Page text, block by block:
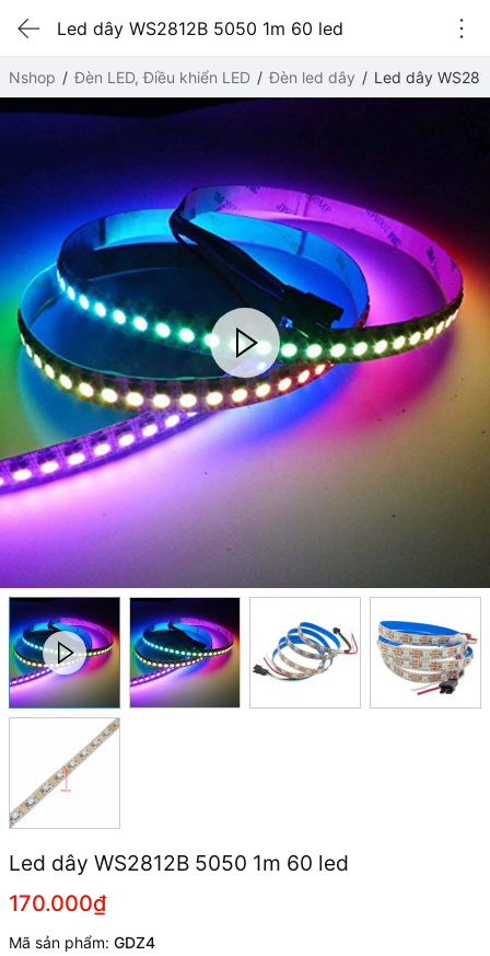
Led dây WS2812B 5050 1m 60 led
Nshop Đèn LED, Điều khiển LED Đèn led dây Led dây
Led dây WS2812B 5050 1m 60 led
170.000₫
Mã sản phẩm: GDZ4